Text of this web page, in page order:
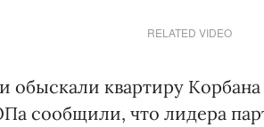
RELATED VIDEO
обыскали квартиру
сообщили, что лидера